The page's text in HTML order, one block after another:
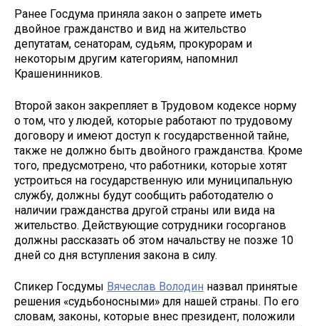
Ранее Госдума приняла закон о запрете иметь
двойное гражданство и вид на жительство
депутатам, сенаторам, судьям, прокурорам и
некоторым другим категориям, напомнил
Крашенинников.
Второй закон закрепляет в Трудовом кодексе норму
о том, что у людей, которые работают по трудовому
договору и имеют доступ к государственной тайне,
также не должно быть двойного гражданства. Кроме
того, предусмотрено, что работники, которые хотят
устроиться на государственную или муниципальную
службу, должны будут сообщить работодателю о
наличии гражданства другой страны или вида на
жительство. Действующие сотрудники госорганов
должны рассказать об этом начальству не позже 10
дней со дня вступления закона в силу.
Спикер Госдумы Вячеслав Володин назвал принятые
решения «судьбоносными» для нашей страны. По его
словам, законы, которые внес президент, положили